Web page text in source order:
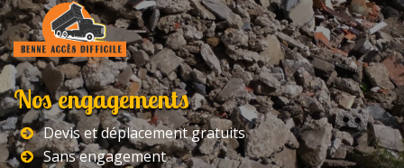
Nos engagements
Devis et déplacement gratuits
Sans engagement